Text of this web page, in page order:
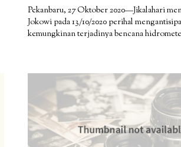
Pekanbaru, 27 Oktober 2020—Jikalahari
Jokowi pada 13/10/2020 perihal
kemungkinan terjadinya bencana